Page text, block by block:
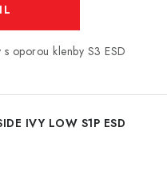
oporou klenby S3 ESD
IVY LOW S1P ESD